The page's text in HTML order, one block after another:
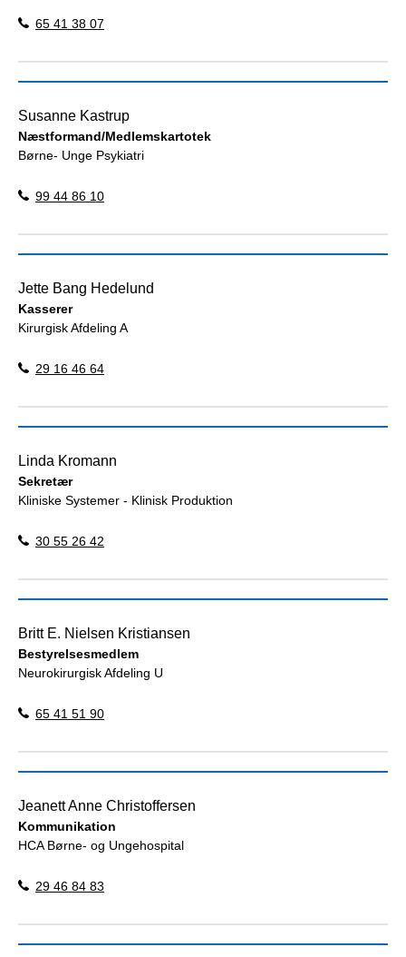
65 41 38 07
Susanne Kastrup
Næstformand/Medlemskartotek
Børne- Unge Psykiatri
99 44 86 10
Jette Bang Hedelund
Kasserer
Kirurgisk Afdeling A
29 16 46 64
Linda Kromann
Sekretær
Kliniske Systemer - Klinisk Produktion
30 55 26 42
Britt E. Nielsen Kristiansen
Bestyrelsesmedlem
Neurokirurgisk Afdeling U
65 41 51 90
Jeanett Anne Christoffersen
Kommunikation
HCA Børne- og Ungehospital
29 46 84 83